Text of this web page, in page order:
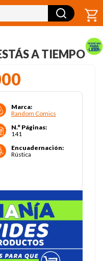
A TIEMPO
Marca:
Random Comics
N.° Páginas:
141
Encuadernación:
Rústica